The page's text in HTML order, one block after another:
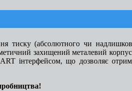
тиску (абсолютного чи
захищений металевий
інтерфейсом, що дозволяє